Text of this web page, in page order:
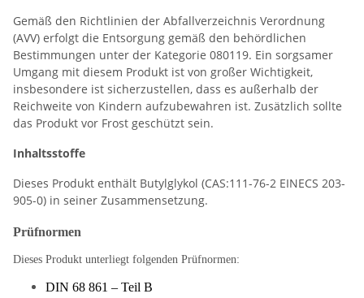
Gemäß den Richtlinien der Abfallverzeichnis Verordnung
(AVV) erfolgt die Entsorgung gemäß den behördlichen
Bestimmungen unter der Kategorie 080119. Ein sorgsamer
Umgang mit diesem Produkt ist von großer Wichtigkeit,
insbesondere ist sicherzustellen, dass es außerhalb der
Reichweite von Kindern aufzubewahren ist. Zusätzlich sollte
das Produkt vor Frost geschützt sein.
Inhaltsstoffe
Dieses Produkt enthält Butylglykol (CAS:111-76-2 EINECS 203-
905-0) in seiner Zusammensetzung.
Prüfnormen
Dieses Produkt unterliegt folgenden Prüfnormen:
DIN 68 861 – Teil B